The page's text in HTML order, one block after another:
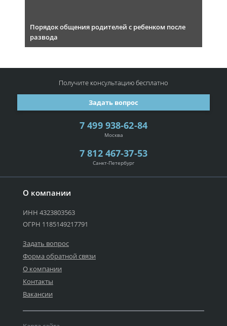
Порядок общения родителей с ребенком после
развода
О компании
ИНН 4323803563
ОГРН 1185149217791
Задать вопрос
Форма обратной связи
О компании
Контакты
Вакансии
7 499 938-62-84
Москва
7 812 467-37-53
Санкт-Петербург
Задать вопрос
Получите консультациюбесплатно